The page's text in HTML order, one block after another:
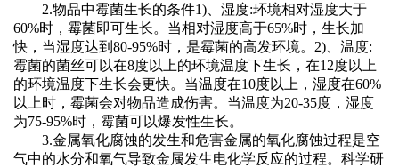
2.物品中霉菌生长的条件1)、湿度:环境相对湿度大于
60%时，霉菌即可生长。当相对湿度高于65%时，生长加
快，当湿度达到80-95%时，是霉菌的高发环境。2)、温度:
霉菌的菌丝可以在8度以上的环境温度下生长，在12度以上
的环境温度下生长会更快。当温度在10度以上，湿度在60%
以上时，霉菌会对物品造成伤害。当温度为20-35度，湿度
为75-95%时，霉菌可以爆发性生长。
3.金属氧化腐蚀的发生和危害金属的氧化腐蚀过程是空
气中的水分和氧气导致金属发生电化学反应的过程。科学研